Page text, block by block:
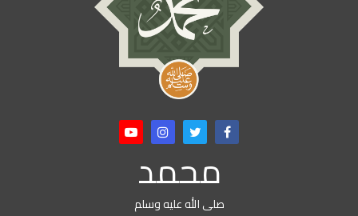
محمد
صلی الله علیه وسلم